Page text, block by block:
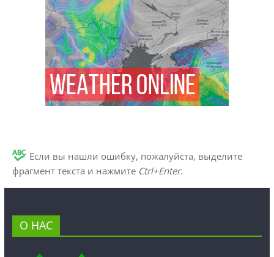
Если вы нашли ошибку, пожалуйста, выделите
фрагмент текста и нажмите Ctrl+Enter.
О НАС